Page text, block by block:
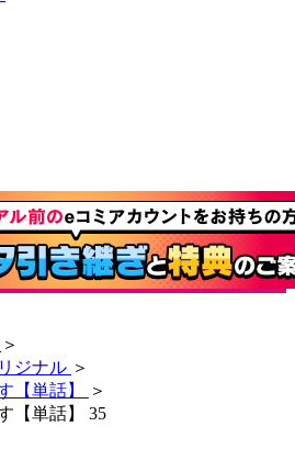
＞
ジナル ＞
【単話】
＞
【単話】 35